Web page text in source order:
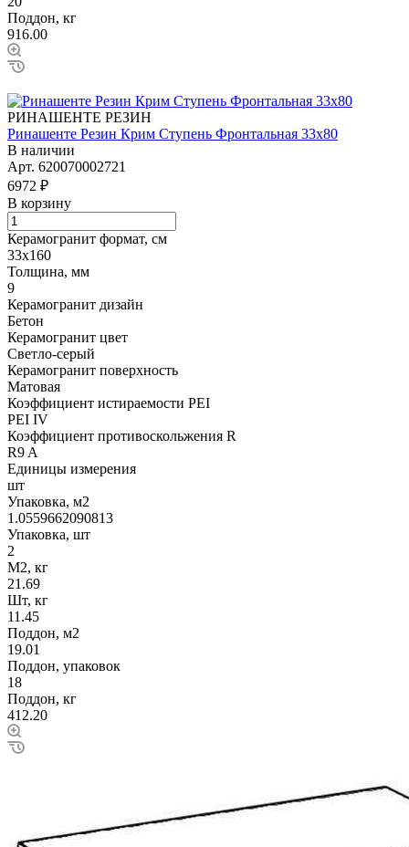
Поддон, кг
916.00
РИНАШЕНТЕ РЕЗИН
Ринашенте Резин Крим Ступень Фронтальная 33х80
В наличии
Арт. 620070002721
6972 ₽
В корзину
Керамогранит формат, см
33х160
Толщина, мм
9
Керамогранит дизайн
Бетон
Керамогранит цвет
Светло-серый
Керамогранит поверхность
Матовая
Коэффициент истираемости PEI
PEI IV
Коэффициент противоскольжения R
R9 A
Единицы измерения
шт
Упаковка, м2
1.0559662090813
Упаковка, шт
2
М2, кг
21.69
Шт, кг
11.45
Поддон, м2
19.01
Поддон, упаковок
18
Поддон, кг
412.20